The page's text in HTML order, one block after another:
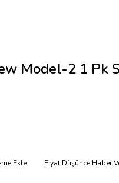
Model-2 1 Pk
Ekle Fiyat Düşünce Haber